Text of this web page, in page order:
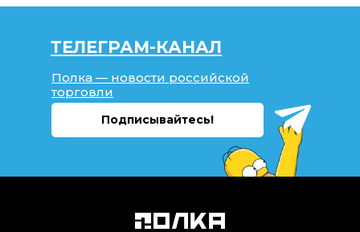
ТЕЛЕГРАМ-КАНАЛ
Полка — новости российской
торговли
Подписывайтесь!